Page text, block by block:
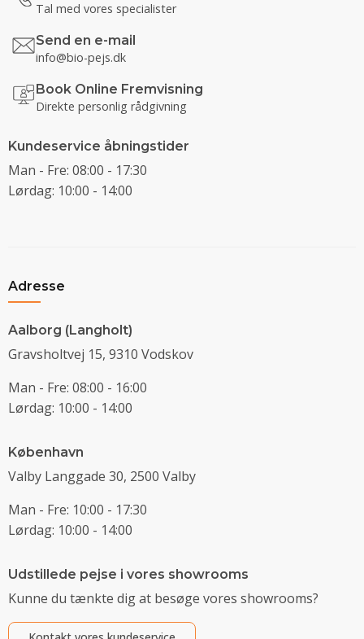
Tal med vores specialister
Send en e-mail
info@bio-pejs.dk
Book Online Fremvisning
Direkte personlig rådgivning
Kundeservice åbningstider
Man - Fre: 08:00 - 17:30
Lørdag: 10:00 - 14:00
Adresse
Aalborg (Langholt)
Gravsholtvej 15, 9310 Vodskov
Man - Fre: 08:00 - 16:00
Lørdag: 10:00 - 14:00
København
Valby Langgade 30, 2500 Valby
Man - Fre: 10:00 - 17:30
Lørdag: 10:00 - 14:00
Udstillede pejse i vores showrooms
Kunne du tænkte dig at besøge vores showrooms?